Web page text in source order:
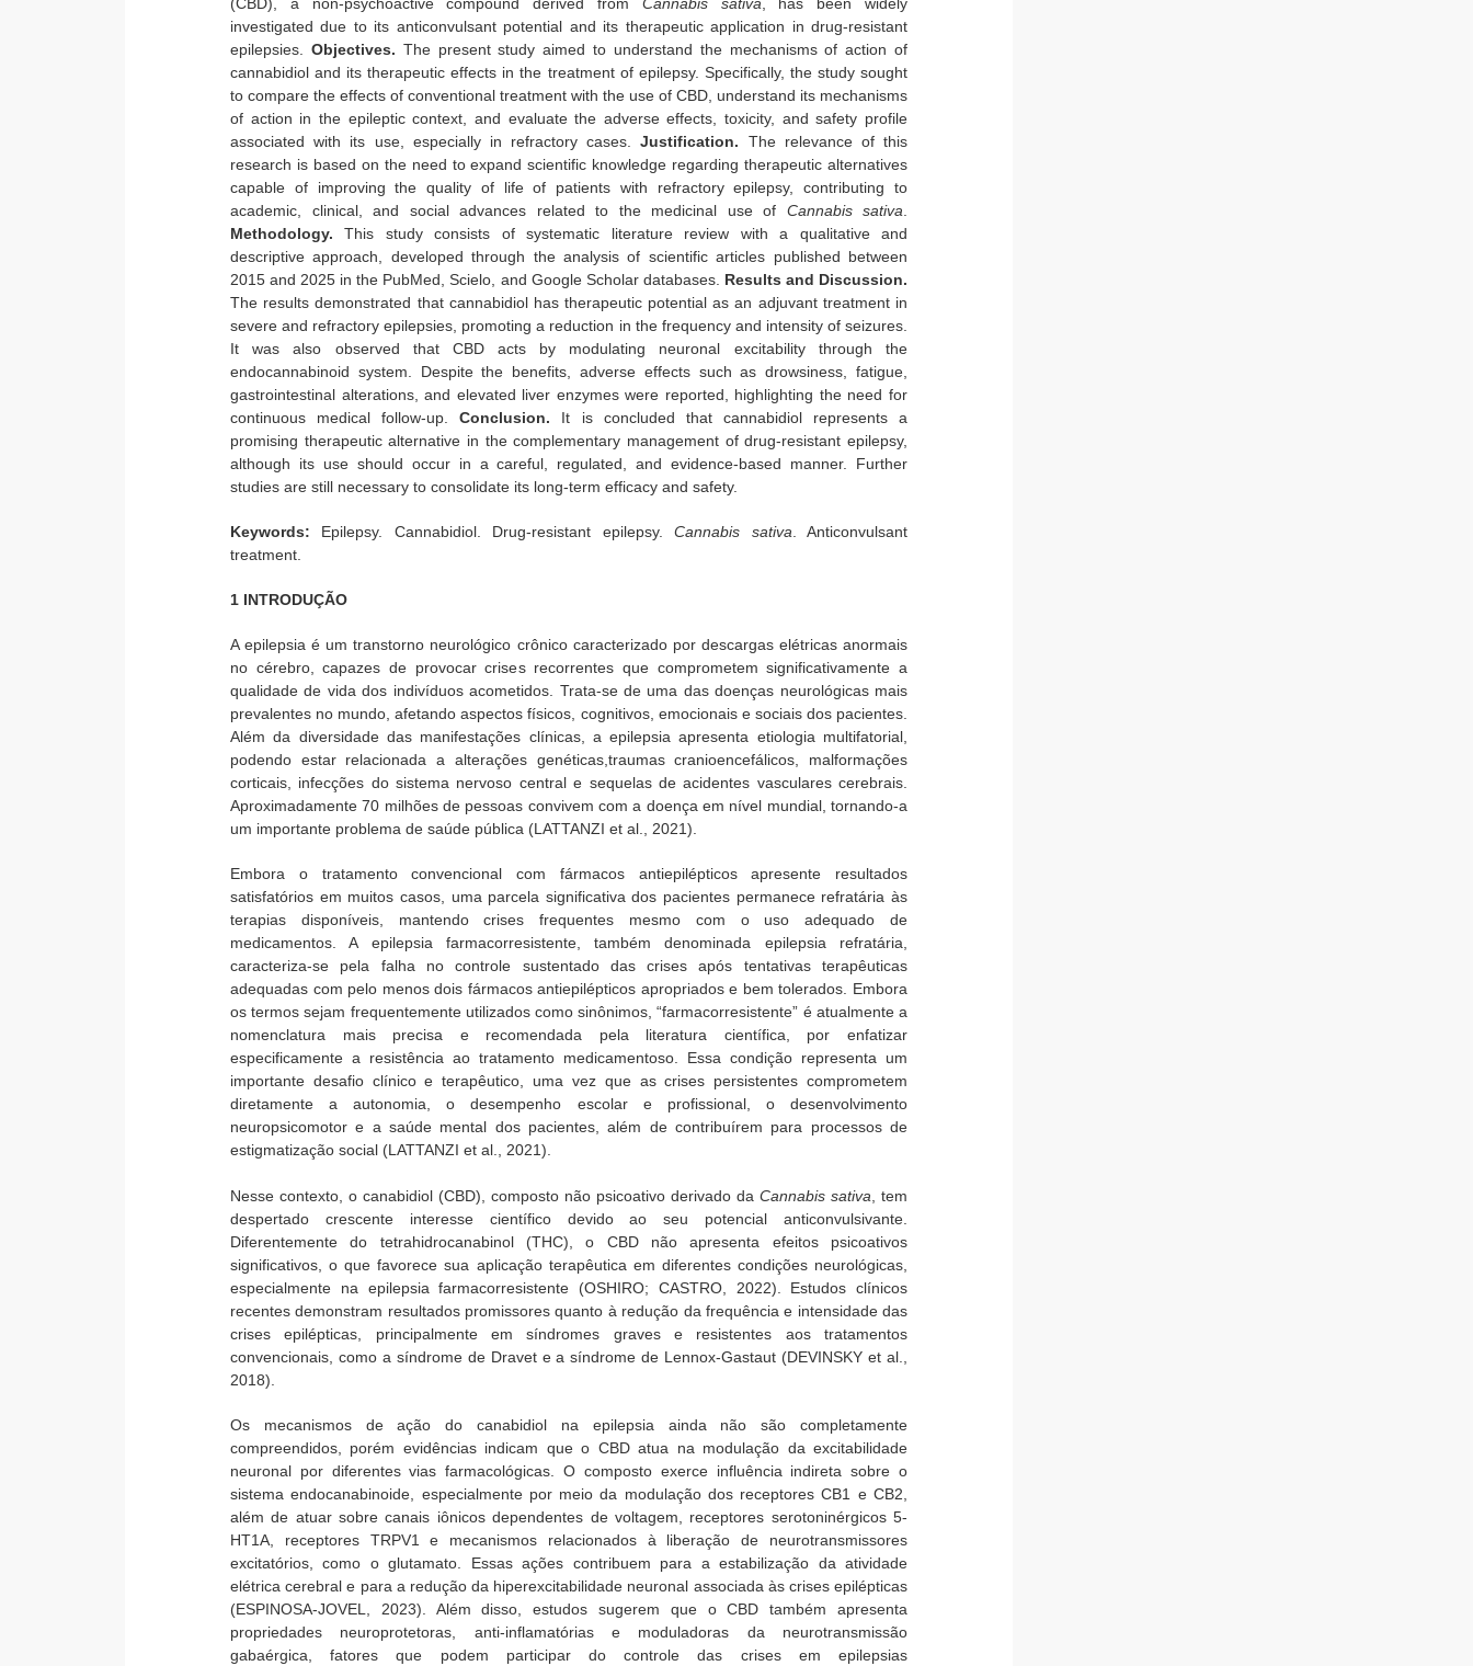
investigated due to its anticonvulsant potential and its therapeutic application in drug-resistant
epilepsies. Objectives. The present study aimed to understand the mechanisms of action of
cannabidiol and its therapeutic effects in the treatment of epilepsy. Specifically, the study sought
to compare the effects of conventional treatment with the use of CBD, understand its mechanisms
of action in the epileptic context, and evaluate the adverse effects, toxicity, and safety profile
associated with its use, especially in refractory cases.Justification. The relevance of this
research is based on the need to expand scientific knowledge regarding therapeutic alternatives
capable of improving the quality of life of patients with refractory epilepsy, contributing to
academic, clinical, and social advances related to the medicinal use of Cannabis sativa
Methodology.This study consists of systematic literature review with a qualitative and
descriptive approach, developed through the analysis of scientific articles published between
2015 and 2025 in the PubMed, Scielo, and Google Scholar databases. Results and Discussion.
The results demonstrated that cannabidiol has therapeutic potential as an adjuvant treatment in
severe and refractory epilepsies, promoting a reduction in the frequency and intensity of seizures.
It was also observed that CBD acts by modulating neuronal excitability through the
endocannabinoid system. Despite the benefits, adverse effects such as drowsiness, fatigue,
gastrointestinal alterations, and elevated liver enzymes were reported, highlighting the need for
continuous medical follow-up.Conclusion. It is concluded that cannabidiol represents a
promising therapeutic alternative in the complementary management of drug-resistant epilepsy,
although its use should occur in a careful, regulated, and evidence-based manner. Further
studies are still necessary to consolidate its long-term efficacy and safety.
Keywords: Epilepsy. Cannabidiol. Drug-resistant epilepsy.Cannabis sativa . Anticonvulsant
treatment.
1 INTRODUÇÃO
A epilepsia é um transtorno neurológico crônico caracterizado por descargas elétricas anormais
no cérebro, capazes de provocar crises recorrentes que comprometem significativamente a
qualidade de vida dos indivíduos acometidos. Trata-se de uma das doenças neurológicas mais
prevalentes no mundo, afetando aspectos físicos, cognitivos, emocionais e sociais dos pacientes.
Além da diversidade das manifestações clínicas, a epilepsia apresenta etiologia multifatorial,
podendo estar relacionada a alterações genéticas,traumas cranioencefálicos, malformações
corticais, infecções do sistema nervoso central e sequelas de acidentes vasculares cerebrais.
Aproximadamente 70 milhões de pessoas convivem com a doença em nível mundial, tornando-a
um importante problema de saúde pública (LATTANZI et al., 2021).
Embora o tratamento convencional com fármacos antiepilépticos apresente resultados
satisfatórios em muitos casos, uma parcela significativa dos pacientes permanece refratária às
terapias disponíveis, mantendo crises frequentes mesmo com o uso adequado de
medicamentos. A epilepsia farmacorresistente, também denominada epilepsia refratária,
caracteriza-se pela falha no controle sustentado das crises após tentativas terapêuticas
adequadas com pelo menos dois fármacos antiepilépticos apropriados e bem tolerados. Embora
os termos sejam frequentemente utilizados como sinônimos, “farmacorresistente” é atualmente a
nomenclatura mais precisa e recomendada pela literatura científica, por enfatizar
especificamente a resistência ao tratamento medicamentoso. Essa condição representa um
importante desafio clínico e terapêutico, uma vez que as crises persistentes comprometem
diretamente a autonomia, o desempenho escolar e profissional, o desenvolvimento
neuropsicomotor e a saúde mental dos pacientes, além de contribuírem para processos de
estigmatização social (LATTANZI et al., 2021).
Nesse contexto, o canabidiol (CBD), composto não psicoativo derivado da Cannabis sativa , tem
despertado crescente interesse científico devido ao seu potencial anticonvulsivante.
Diferentemente do tetrahidrocanabinol (THC), o CBD não apresenta efeitos psicoativos
significativos, o que favorece sua aplicação terapêutica em diferentes condições neurológicas,
especialmente na epilepsia farmacorresistente (OSHIRO; CASTRO, 2022). Estudos clínicos
recentes demonstram resultados promissores quanto à redução da frequência e intensidade das
crises epilépticas, principalmente em síndromes graves e resistentes aos tratamentos
convencionais, como a síndrome de Dravet e a síndrome de Lennox-Gastaut (DEVINSKY et al.,
2018).
Os mecanismos de ação do canabidiol na epilepsia ainda não são completamente
compreendidos, porém evidências indicam que o CBD atua na modulação da excitabilidade
neuronal por diferentes vias farmacológicas. O composto exerce influência indireta sobre o
sistema endocanabinoide, especialmente por meio da modulação dos receptores CB1 e CB2,
além de atuar sobre canais iônicos dependentes de voltagem, receptores serotoninérgicos 5-
HT1A, receptores TRPV1 e mecanismos relacionados à liberação de neurotransmissores
excitatórios, como o glutamato. Essas ações contribuem para a estabilização da atividade
elétrica cerebral e para a redução da hiperexcitabilidade neuronal associada às crises epilépticas
(ESPINOSA-JOVEL, 2023). Além disso, estudos sugerem que o CBD também apresenta
propriedades neuroprotetoras, anti-inflamatórias e moduladoras da neurotransmissão
gabaérgica, fatores que podem participar do controle das crises em epilepsias